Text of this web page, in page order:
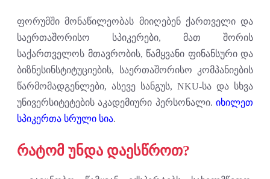
ფორუმში მონაწილეობას მიიღებენ ქართველი და
საერთაშორისო სპიკერები, მათ შორის
საქართველოს მთავრობის, წამყვანი ფინანსური და
ბიზნესინსტიტუციების, საერთაშორისო კომპანიების
წარმომადგენლები, ასევე სანგუს, NKU-სა და სხვა
უნივერსიტეტების აკადემიური პერსონალი. იხილეთ
სპიკერთა სრული სია.
რატომ უნდა დაესწროთ?